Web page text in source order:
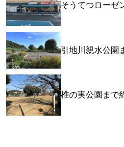
そうてつローゼ
引地川親水公園
椎の実公園まで